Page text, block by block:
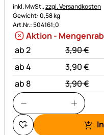
Steuerhinweis:
inkl. MwSt.,zzgl. Versandkosten
Gewicht: 0,58 kg
Art.Nr.: 504161;0
Aktion -
ab 2
statt:
3,90€
ab 4
statt:
3,90€
ab 8
statt:
3,90€